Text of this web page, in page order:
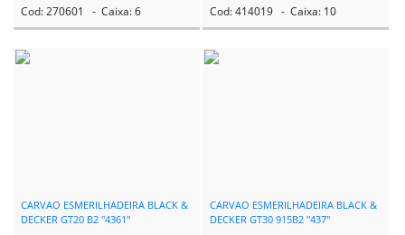
Cod: 270601 - Caixa: 6
Cod: 414019 - Caixa: 10
CARVAO ESMERILHADEIRA BLACK &
DECKER GT20 B2 "4361"
CARVAO ESMERILHADEIRA BLACK &
DECKER GT30 915B2 "437"